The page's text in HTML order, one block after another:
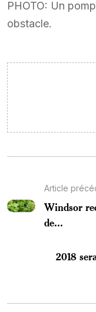
PHOTO: Un
obstacle.
Article
Windsor
de...
2018